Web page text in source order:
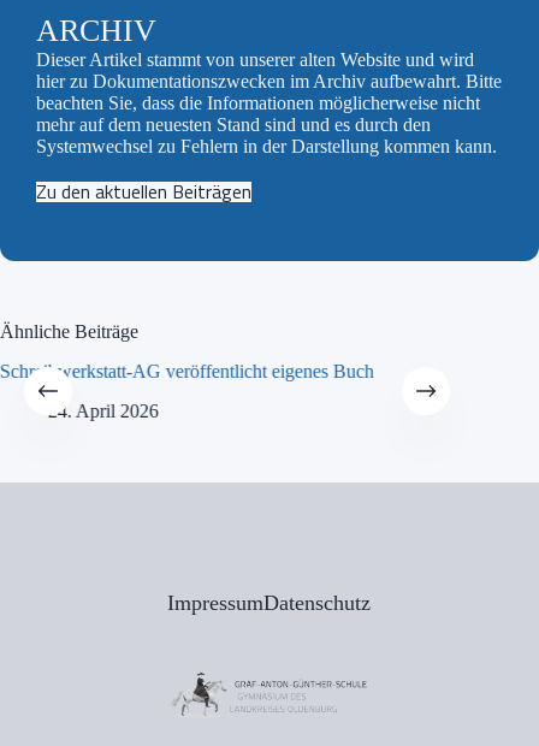
ARCHIV
Dieser Artikel stammt von unserer alten Website und wird
hier zu Dokumentationszwecken im Archiv aufbewahrt. Bitte
beachten Sie, dass die Informationen möglicherweise nicht
mehr auf dem neuesten Stand sind und es durch den
Systemwechsel zu Fehlern in der Darstellung kommen kann.
Zu den aktuellen Beiträgen
Ähnliche Beiträge
Schreibwerkstatt-AG veröffentlicht eigenes Buch
24. April 2026
ImpressumDatenschutz